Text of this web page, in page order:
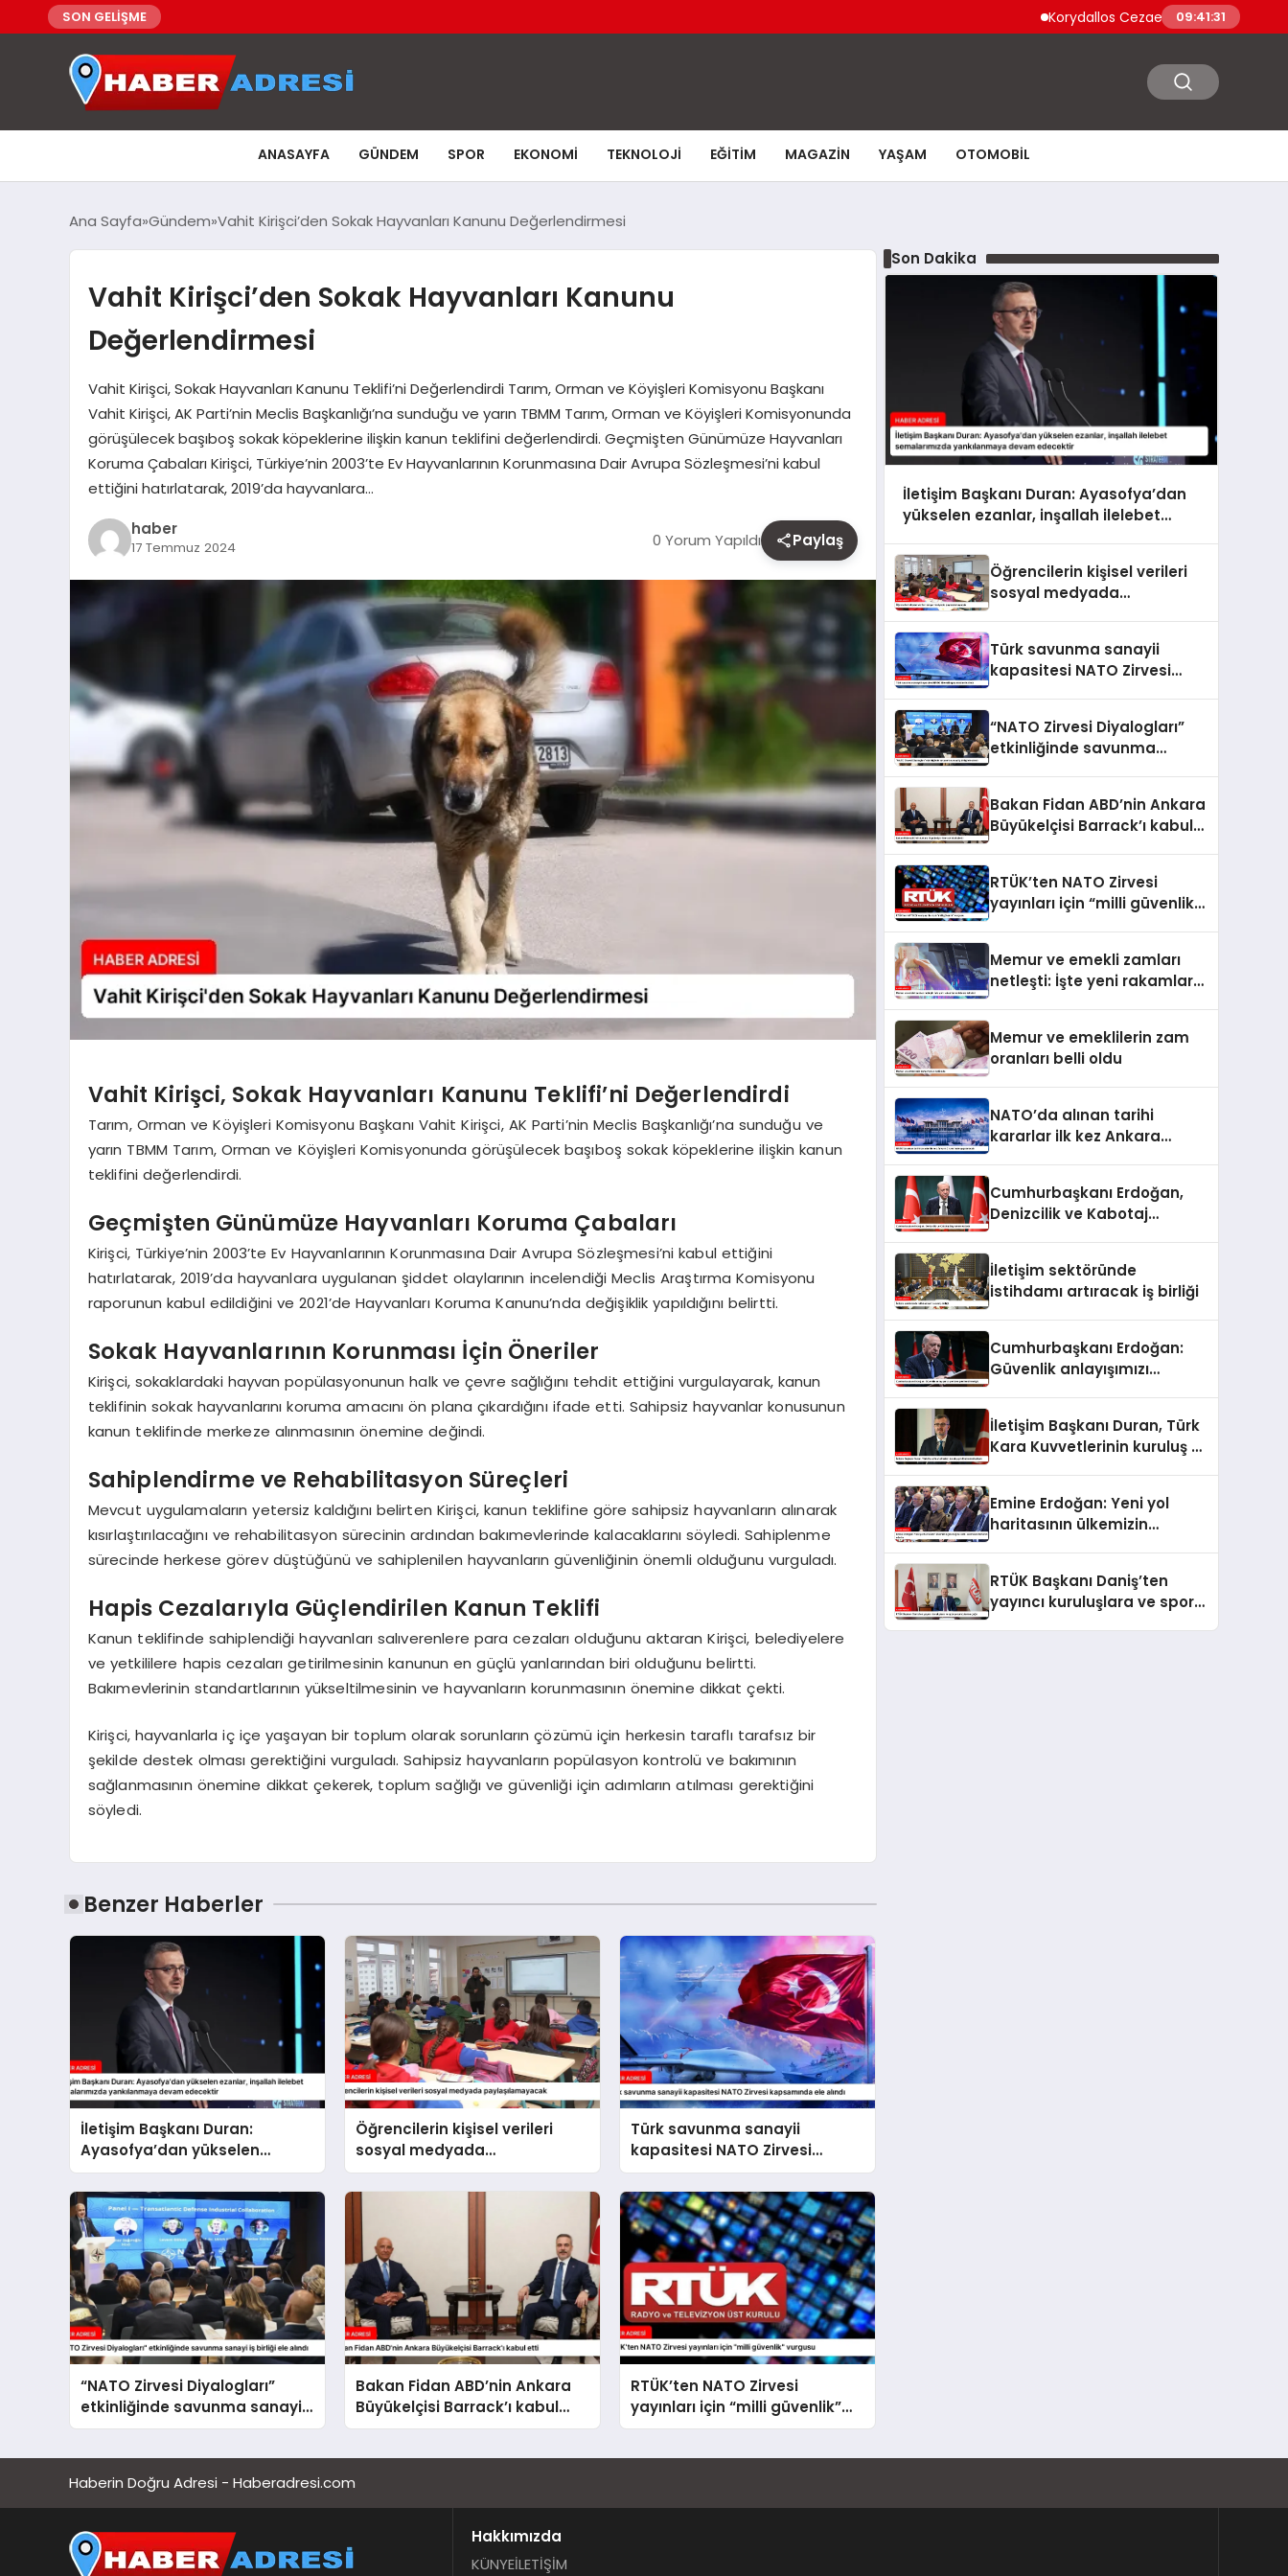
SON GELİŞME Korydallos Cezaevi’nde Türk Mahkumlar
09:41:32
ANASAYFA GÜNDEM SPOR EKONOMI TEKNOLOJI EĞITIM MAGAZIN YAŞAM OTOMOBIL
Ana Sayfa Gündem Vahit Kirişci’den Sokak Hayvanları Kanunu Değerlendirmesi
Vahit Kirişci’den Sokak Hayvanları Kanunu
Değerlendirmesi
Vahit Kirişci, Sokak Hayvanları Kanunu Teklifi’ni Değerlendirdi Tarım, Orman ve Köyişleri Komisyonu Başkanı
Vahit Kirişci, AK Parti’nin Meclis Başkanlığı’na sunduğu ve yarın TBMM Tarım, Orman ve Köyişleri Komisyonunda
görüşülecek başıboş sokak köpeklerine ilişkin kanun teklifini değerlendirdi. Geçmişten Günümüze Hayvanları
Koruma Çabaları Kirişci, Türkiye’nin 2003’te Ev Hayvanlarının Korunmasına Dair Avrupa Sözleşmesi’ni kabul
ettiğini hatırlatarak, 2019’da hayvanlara…
haber
17 Temmuz 2024 0 Yorum Yapıldı Paylaş
Vahit Kirişci, Sokak Hayvanları Kanunu Teklifi’ni Değerlendirdi
Tarım, Orman ve Köyişleri Komisyonu Başkanı Vahit Kirişci, AK Parti’nin Meclis Başkanlığı’na sunduğu ve
yarın TBMM Tarım, Orman ve Köyişleri Komisyonunda görüşülecek başıboş sokak köpeklerine ilişkin kanun
teklifini değerlendirdi.
Geçmişten Günümüze Hayvanları Koruma Çabaları
Kirişci, Türkiye’nin 2003’te Ev Hayvanlarının Korunmasına Dair Avrupa Sözleşmesi’ni kabul ettiğini
hatırlatarak, 2019’da hayvanlara uygulanan şiddet olaylarının incelendiği Meclis Araştırma Komisyonu
raporunun kabul edildiğini ve 2021’de Hayvanları Koruma Kanunu’nda değişiklik yapıldığını belirtti.
Sokak Hayvanlarının Korunması İçin Öneriler
Kirişci, sokaklardaki hayvan popülasyonunun halk ve çevre sağlığını tehdit ettiğini vurgulayarak, kanun
teklifinin sokak hayvanlarını koruma amacını ön plana çıkardığını ifade etti. Sahipsiz hayvanlar konusunun
kanun teklifinde merkeze alınmasının önemine değindi.
Sahiplendirme ve Rehabilitasyon Süreçleri
Mevcut uygulamaların yetersiz kaldığını belirten Kirişci, kanun teklifine göre sahipsiz hayvanların alınarak
kısırlaştırılacağını ve rehabilitasyon sürecinin ardından bakımevlerinde kalacaklarını söyledi. Sahiplenme
sürecinde herkese görev düştüğünü ve sahiplenilen hayvanların güvenliğinin önemli olduğunu vurguladı.
Hapis Cezalarıyla Güçlendirilen Kanun Teklifi
Kanun teklifinde sahiplendiği hayvanları salıverenlere para cezaları olduğunu aktaran Kirişci, belediyelere
ve yetkililere hapis cezaları getirilmesinin kanunun en güçlü yanlarından biri olduğunu belirtti.
Bakımevlerinin standartlarının yükseltilmesinin ve hayvanların korunmasının önemine dikkat çekti.
Kirişci, hayvanlarla iç içe yaşayan bir toplum olarak sorunların çözümü için herkesin taraflı tarafsız bir
şekilde destek olması gerektiğini vurguladı. Sahipsiz hayvanların popülasyon kontrolü ve bakımının
sağlanmasının önemine dikkat çekerek, toplum sağlığı ve güvenliği için adımların atılması gerektiğini
söyledi.
Benzer Haberler
İletişim Başkanı Duran:
Ayasofya’dan yükselen
ezanlar, inşallah ilelebet
semalarımızda yankılanmaya
devam edecektir
Öğrencilerin kişisel verileri
sosyal medyada
paylaşılamayacak
Türk savunma sanayii
kapasitesi NATO Zirvesi
kapsamında ele alındı
“NATO Zirvesi Diyalogları”
etkinliğinde savunma sanayi
iş birliği ele alındı
Bakan Fidan ABD’nin Ankara
Büyükelçisi Barrack’ı kabul
etti
RTÜK’ten NATO Zirvesi
yayınları için “milli güvenlik”
vurgusu
Son Dakika
İletişim Başkanı Duran: Ayasofya’dan
yükselen ezanlar, inşallah ilelebet
edecektir
Öğrencilerin kişisel verileri
sosyal medyada
Türk savunma sanayii
kapasitesi NATO Zirvesi
“NATO Zirvesi Diyalogları”
etkinliğinde savunma
Bakan Fidan ABD’nin Ankara
Büyükelçisi Barrack’ı kabul
RTÜK’ten NATO Zirvesi
yayınları için “milli güvenlik”
Memur ve emekli zamları
netleşti: İşte yeni rakamlar
Memur ve emeklilerin zam
oranları belli oldu
NATO’da alınan tarihi
kararlar ilk kez Ankara
Cumhurbaşkanı Erdoğan,
Denizcilik ve Kabotaj
İletişim sektöründe
istihdamı artıracak iş birliği
Cumhurbaşkanı Erdoğan:
Güvenlik anlayışımızı
İletişim Başkanı Duran, Türk
Kara Kuvvetlerinin kuruluş yıl
Emine Erdoğan: Yeni yol
haritasının ülkemizin
RTÜK Başkanı Daniş’ten
yayıncı kuruluşlara ve spor
Haberin Doğru Adresi - Haberadresi.com
Hakkımızda
KÜNYEİLETİŞİM